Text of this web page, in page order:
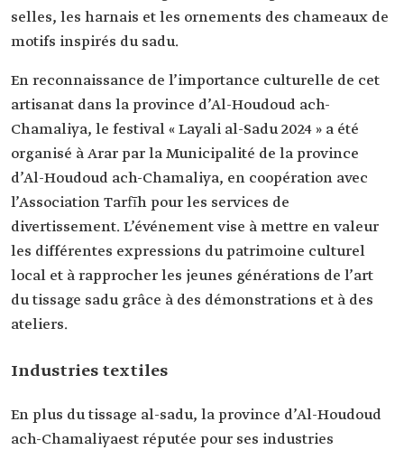
selles, les harnais et les ornements des chameaux de
motifs inspirés du sadu.
En reconnaissance de l’importance culturelle de cet
artisanat dans la province d’Al-Houdoud ach-
Chamaliya, le festival « Layali al-Sadu 2024 » a été
organisé à Arar par la Municipalité de la province
d’Al-Houdoud ach-Chamaliya, en coopération avec
l’Association Tarfīh pour les services de
divertissement. L’événement vise à mettre en valeur
les différentes expressions du patrimoine culturel
local et à rapprocher les jeunes générations de l’art
du tissage sadu grâce à des démonstrations et à des
ateliers.
Industries textiles
En plus du tissage al-sadu, la province d’Al-Houdoud
ach-Chamaliyaest réputée pour ses industries